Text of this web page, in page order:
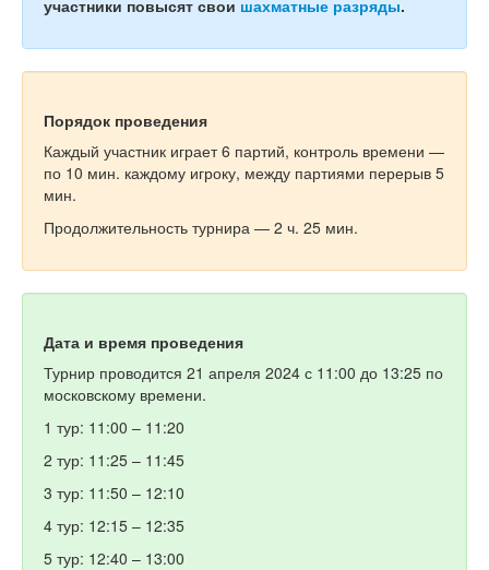
участники повысят свои шахматные разряды.
Порядок проведения
Каждый участник играет 6 партий, контроль времени —
по 10 мин. каждому игроку, между партиями перерыв 5
мин.
Продолжительность турнира — 2 ч. 25 мин.
Дата и время проведения
Турнир проводится 21 апреля 2024 с 11:00 до 13:25 по
московскому времени.
1 тур: 11:00 – 11:20
2 тур: 11:25 – 11:45
3 тур: 11:50 – 12:10
4 тур: 12:15 – 12:35
5 тур: 12:40 – 13:00